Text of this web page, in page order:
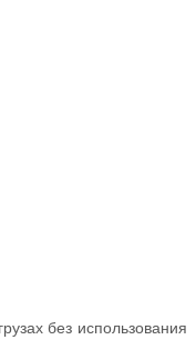
без использования